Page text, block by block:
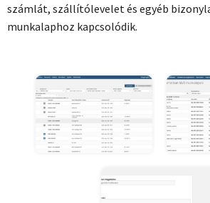
számlát, szállítólevelet és egyéb
munkalaphoz kapcsolódik.